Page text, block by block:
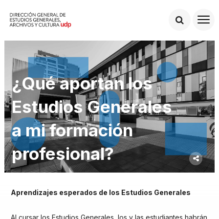
¿Qué aportan los
Estudios Generales
a mi formación
profesional?
Aprendizajes esperados de los Estudios Generales
Al cursar los Estudios Generales, los y las estudiantes habrán